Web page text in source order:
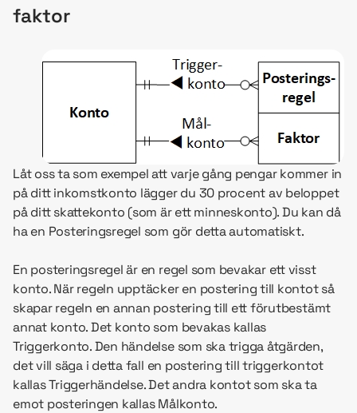
faktor
Låt oss ta som exempel att varje gång pengar kommer in
på ditt inkomstkonto lägger du 30 procent av beloppet
på ditt skattekonto (som är ett minneskonto). Du kan då
ha en Posteringsregel som gör detta automatiskt.
En posteringsregel är en regel som bevakar ett visst
konto. När regeln upptäcker en postering till kontot så
skapar regeln en annan postering till ett förutbestämt
annat konto. Det konto som bevakas kallas
Triggerkonto. Den händelse som ska trigga åtgärden,
det vill säga i detta fall en postering till triggerkontot
kallas Triggerhändelse. Det andra kontot som ska ta
emot posteringen kallas Målkonto.